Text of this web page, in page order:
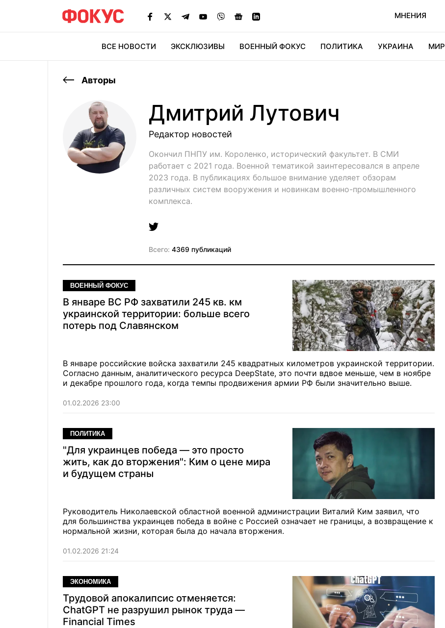
МНЕНИЯ
ВСЕ НОВОСТИ ЭКСКЛЮЗИВЫ ВОЕННЫЙ ФОКУС ПОЛИТИКА УКРАИНА МИР
Авторы
Дмитрий Лутович
Редактор новостей
Окончил ПНПУ им. Короленко, исторический факультет. В СМИ
работает с 2021 года. Военной тематикой заинтересовался в апреле
2023 года. В публикациях большое внимание уделяет обзорам
различных систем вооружения и новинкам военно-промышленного
комплекса.
Всего: 4369 публикаций
ВОЕННЫЙ ФОКУС
В январе ВС РФ захватили 245 кв. км
украинской территории: больше всего
потерь под Славянском
В январе российские войска захватили 245 квадратных километров украинской территории.
Согласно данным, аналитического ресурса DeepState, это почти вдвое меньше, чем в ноябре
и декабре прошлого года, когда темпы продвижения армии РФ были значительно выше.
01.02.2026 23:00
ПОЛИТИКА
"Для украинцев победа — это просто
жить, как до вторжения": Ким о цене мира
и будущем страны
Руководитель Николаевской областной военной администрации Виталий Ким заявил, что
для большинства украинцев победа в войне с Россией означает не границы, а возвращение к
нормальной жизни, которая была до начала вторжения.
01.02.2026 21:24
ЭКОНОМИКА
Трудовой апокалипсис отменяется:
ChatGPT не разрушил рынок труда —
Financial Times